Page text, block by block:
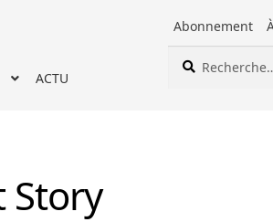
Abonnement
ACTU
Recherche
pour :
Story